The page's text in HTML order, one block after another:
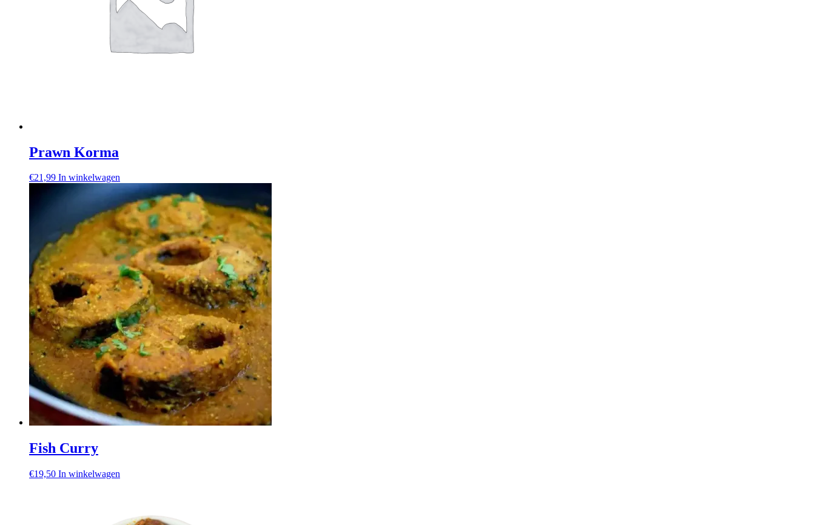
Prawn Korma
€21,99 In winkelwagen
Fish Curry
€19,50 In winkelwagen